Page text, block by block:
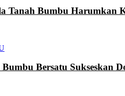
Tanah Bumbu Harumkan
Bersatu Sukseskan